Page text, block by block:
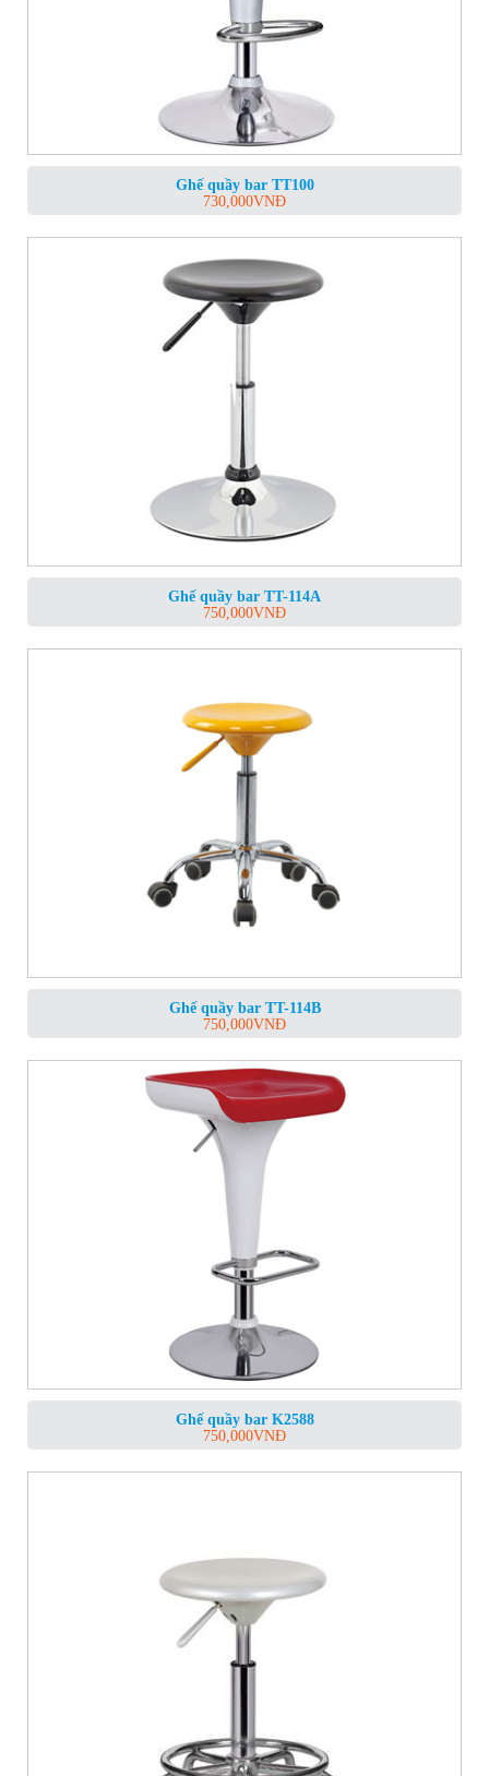
Ghế quầy bar TT100
730,000VNĐ
Ghế quầy bar TT-114A
750,000VNĐ
Ghế quầy bar TT-114B
750,000VNĐ
Ghế quầy bar K2588
750,000VNĐ